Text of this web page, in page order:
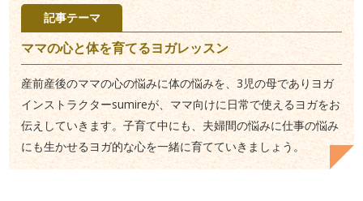
記事テーマ
ママの心と体を育てるヨガレッスン
産前産後のママの心の悩みに体の悩みを、3児の母でありヨガ
インストラクターsumireが、ママ向けに日常で使えるヨガをお
伝えしていきます。子育て中にも、夫婦間の悩みに仕事の悩み
にも生かせるヨガ的な心を一緒に育てていきましょう。